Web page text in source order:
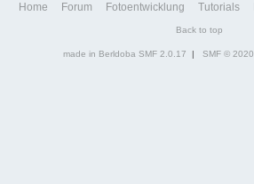
Home Forum Fotoentwicklung Tutorials
Back to top
made in Berldoba SMF 2.0.17 | SMF © 2020